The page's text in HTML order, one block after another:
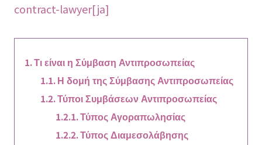
contract-lawyer[ja]
Τι είναι η Σύμβαση Αντιπροσωπείας
Η δομή της Σύμβασης Αντιπροσωπείας
Τύποι Συμβάσεων Αντιπροσωπείας
Τύπος Αγοραπωλησίας
Τύπος Διαμεσολάβησης